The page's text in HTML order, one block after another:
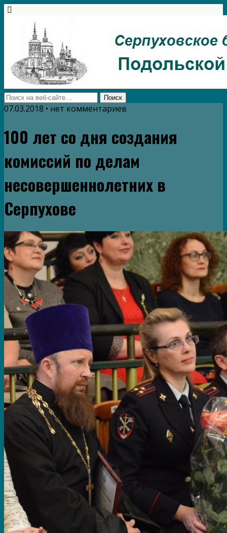
07.03.2018 • нет комментариев
100 лет со дня создания
комиссий по делам
несовершеннолетних в
Серпухове